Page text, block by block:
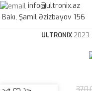
info@ultronix.az
Bakı, Şamil Əzizbəyov 156
ULTRONIX 2023